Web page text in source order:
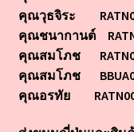
คุณวุธจิระ
คุณชนากานต์
คุณสมโภช
คุณสมโภช
คุณอรทัย